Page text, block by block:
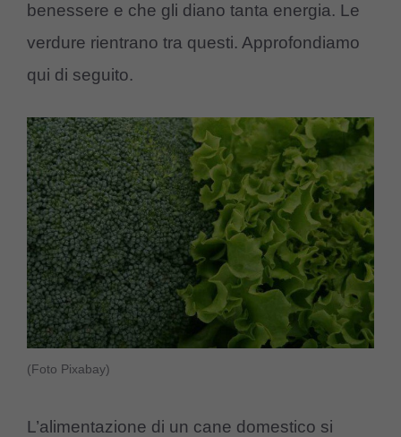
benessere e che gli diano tanta energia. Le
verdure rientrano tra questi. Approfondiamo
qui di seguito.
(Foto Pixabay)
L’alimentazione di un cane domestico si